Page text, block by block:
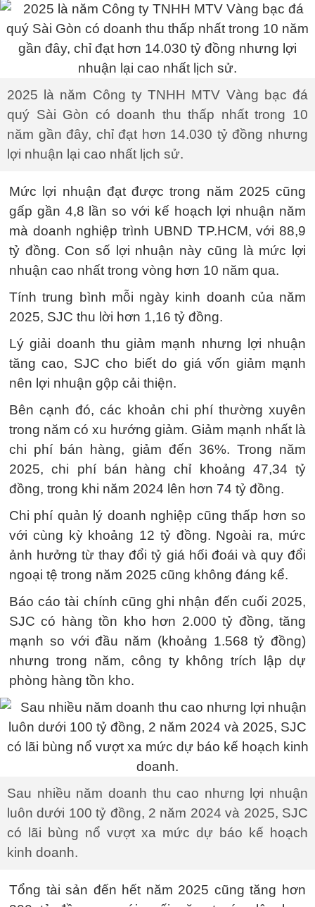
2025 là năm Công ty TNHH MTV Vàng bạc đá
quý Sài Gòn có doanh thu thấp nhất trong 10
năm gần đây, chỉ đạt hơn 14.030 tỷ đồng nhưng
lợi nhuận lại cao nhất lịch sử.
Mức lợi nhuận đạt được trong năm 2025 cũng
gấp gần 4,8 lần so với kế hoạch lợi nhuận năm
mà doanh nghiệp trình UBND TP.HCM, với 88,9
tỷ đồng. Con số lợi nhuận này cũng là mức lợi
nhuận cao nhất trong vòng hơn 10 năm qua.
Tính trung bình mỗi ngày kinh doanh của năm
2025, SJC thu lời hơn 1,16 tỷ đồng.
Lý giải doanh thu giảm mạnh nhưng lợi nhuận
tăng cao, SJC cho biết do giá vốn giảm mạnh
nên lợi nhuận gộp cải thiện.
Bên cạnh đó, các khoản chi phí thường xuyên
trong năm có xu hướng giảm. Giảm mạnh nhất là
chi phí bán hàng, giảm đến 36%. Trong năm
2025, chi phí bán hàng chỉ khoảng 47,34 tỷ
đồng, trong khi năm 2024 lên hơn 74 tỷ đồng.
Chi phí quản lý doanh nghiệp cũng thấp hơn so
với cùng kỳ khoảng 12 tỷ đồng. Ngoài ra, mức
ảnh hưởng từ thay đổi tỷ giá hối đoái và quy đổi
ngoại tệ trong năm 2025 cũng không đáng kể.
Báo cáo tài chính cũng ghi nhận đến cuối 2025,
SJC có hàng tồn kho hơn 2.000 tỷ đồng, tăng
mạnh so với đầu năm (khoảng 1.568 tỷ đồng)
nhưng trong năm, công ty không trích lập dự
phòng hàng tồn kho.
Sau nhiều năm doanh thu cao nhưng lợi nhuận
luôn dưới 100 tỷ đồng, 2 năm 2024 và 2025, SJC
có lãi bùng nổ vượt xa mức dự báo kế hoạch
kinh doanh.
Tổng tài sản đến hết năm 2025 cũng tăng hơn